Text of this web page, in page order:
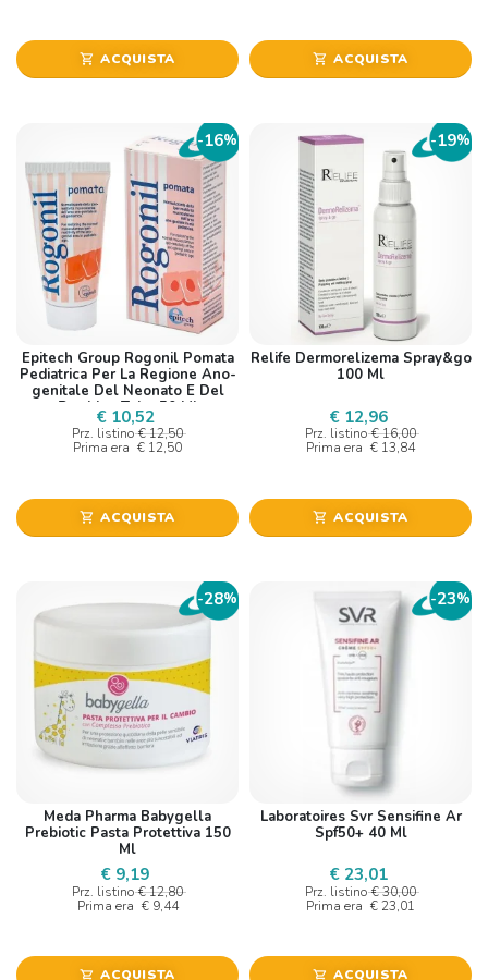
shopping_cart ACQUISTA shopping_cart ACQUISTA
-16%
Epitech Group Rogonil Pomata
Pediatrica Per La Regione Ano-
genitale Del Neonato E Del
Bambino Tubo 50 Ml
€ 10,52
Prz. listino € 12,50
Prima era € 12,50
shopping_cart ACQUISTA
-19%
Relife Dermorelizema Spray&go
100 Ml
€ 12,96
Prz. listino € 16,00
Prima era € 13,84
shopping_cart ACQUISTA
-28%
Meda Pharma Babygella
Prebiotic Pasta Protettiva 150
Ml
€ 9,19
Prz. listino € 12,80
Prima era € 9,44
shopping_cart ACQUISTA
-23%
Laboratoires Svr Sensifine Ar
Spf50+ 40 Ml
€ 23,01
Prz. listino € 30,00
Prima era € 23,01
shopping_cart ACQUISTA